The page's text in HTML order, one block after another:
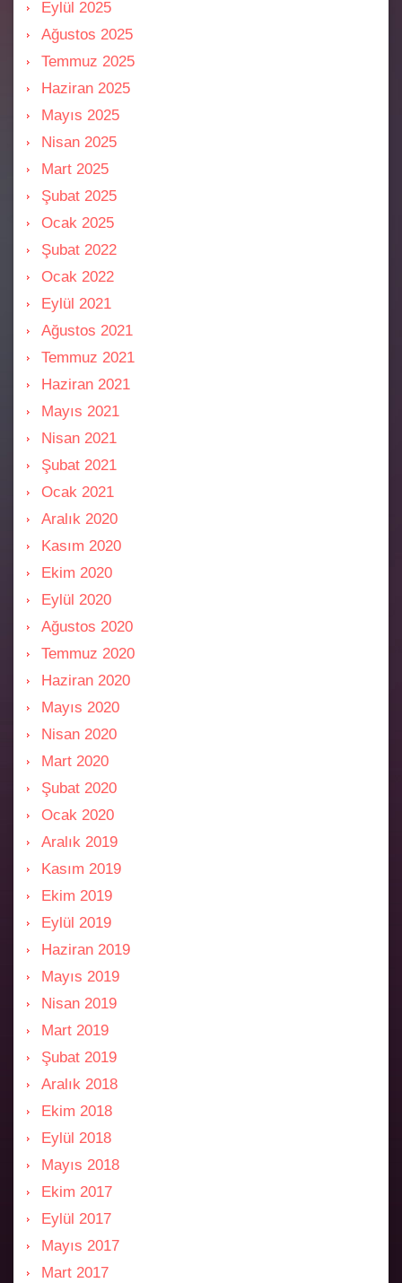
Eylül 2025
Ağustos 2025
Temmuz 2025
Haziran 2025
Mayıs 2025
Nisan 2025
Mart 2025
Şubat 2025
Ocak 2025
Şubat 2022
Ocak 2022
Eylül 2021
Ağustos 2021
Temmuz 2021
Haziran 2021
Mayıs 2021
Nisan 2021
Şubat 2021
Ocak 2021
Aralık 2020
Kasım 2020
Ekim 2020
Eylül 2020
Ağustos 2020
Temmuz 2020
Haziran 2020
Mayıs 2020
Nisan 2020
Mart 2020
Şubat 2020
Ocak 2020
Aralık 2019
Kasım 2019
Ekim 2019
Eylül 2019
Haziran 2019
Mayıs 2019
Nisan 2019
Mart 2019
Şubat 2019
Aralık 2018
Ekim 2018
Eylül 2018
Mayıs 2018
Ekim 2017
Eylül 2017
Mayıs 2017
Mart 2017